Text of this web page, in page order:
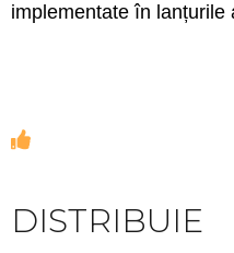
implementate în lanțurile
DISTRIBUIE